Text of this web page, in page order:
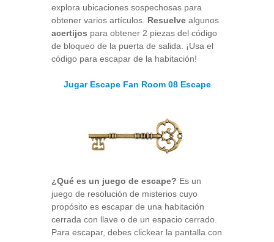
explora ubicaciones sospechosas para
obtener varios artículos. Resuelve algunos
acertijos para obtener 2 piezas del código
de bloqueo de la puerta de salida. ¡Usa el
código para escapar de la habitación!
Jugar Escape Fan Room 08 Escape
¿Qué es un juego de escape? Es un
juego de resolución de misterios cuyo
propósito es escapar de una habitación
cerrada con llave o de un espacio cerrado.
Para escapar, debes clickear la pantalla con